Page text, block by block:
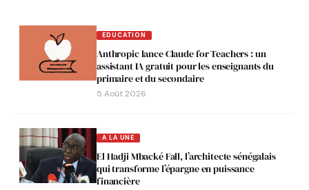
EDUCATION
Anthropic lance Claude for Teachers : un
assistant IA gratuit pour les enseignants du
primaire et du secondaire
5 Août 2026
A LA UNE
El Hadji Mbacké Fall, l’architecte sénégalais
qui transforme l’épargne en puissance
financière